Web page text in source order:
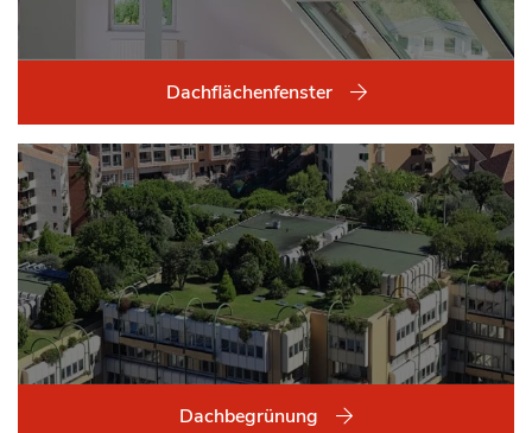
Dachflächenfenster
Dachbegrünung